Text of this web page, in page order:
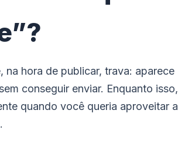
hora de publicar, trava: aparece
conseguir enviar. Enquanto isso,
quando você queria aproveitar a